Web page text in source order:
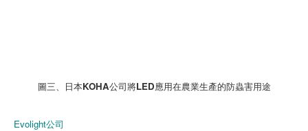
圖三、日本KOHA公司將LED應用在農業生產的防蟲害用途
Evolight公司